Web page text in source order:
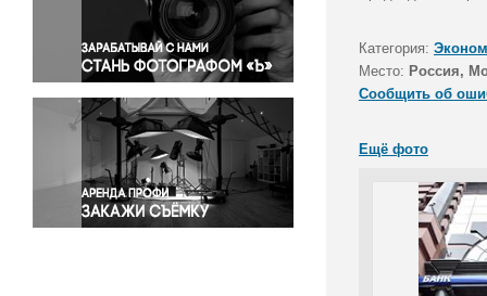
Правосудие
Происшествия и конфликты
Религия
Светская жизнь
Спорт
Экология
Экономика и бизнес
Категория:
Место: Россия,
Сообщить об
Ещё фото